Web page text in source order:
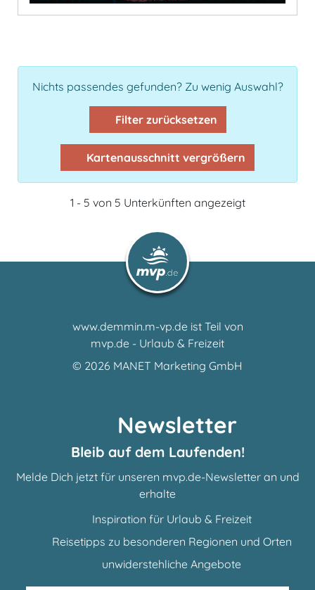
Nichts passendes gefunden? Zu wenig Auswahl?
Filter zurücksetzen
Kartenausschnitt vergrößern
1 - 5 von 5 Unterkünften angezeigt
www.demmin.m-vp.de ist Teil von
mvp.de - Urlaub & Freizeit
© 2026 MANET Marketing GmbH
Newsletter
Bleib auf dem Laufenden!
Melde Dich jetzt für unseren mvp.de-Newsletter an und
erhalte
Inspiration für Urlaub & Freizeit
Reisetipps zu besonderen Regionen und Orten
unwiderstehliche Angebote